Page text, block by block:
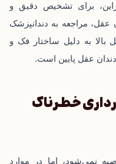
برای تشخیص دقیق و
عقل، مراجعه به دندانپزشک
بالا به دلیل ساختار فک و
عقل پایین است.
خطرناک
نمی‌شود، اما در موارد